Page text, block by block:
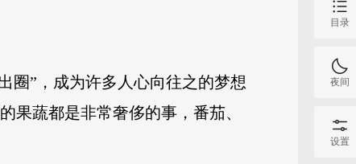
圈”，成为许多人心向往之的梦想
果蔬都是非常奢侈的事，番茄、
目录
夜间
设置